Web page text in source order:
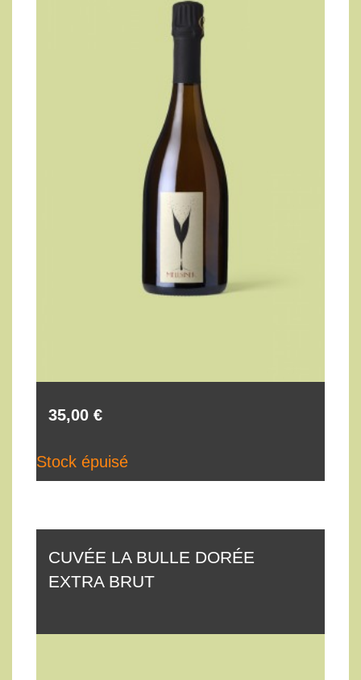
35,00 €
Stock épuisé
CUVÉE LA BULLE DORÉE
EXTRA BRUT